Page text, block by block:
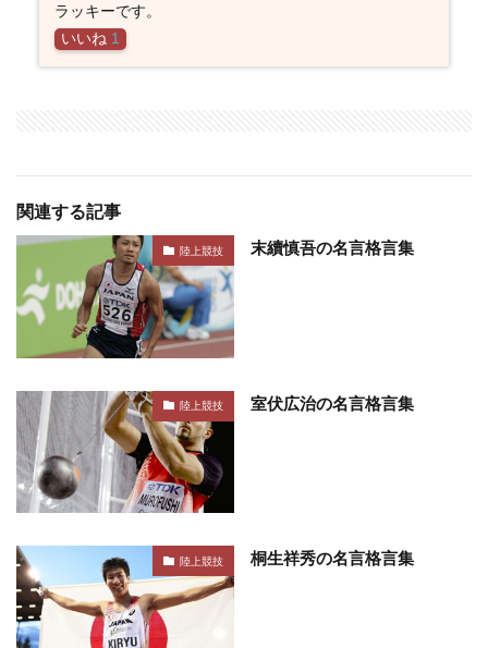
ラッキーです。
いいね 1
関連する記事
陸上競技 末續慎吾の名言格言集
陸上競技 室伏広治の名言格言集
陸上競技 桐生祥秀の名言格言集